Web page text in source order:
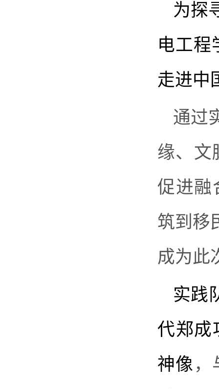
为探
电工程
走进中
通过
缘、文
促进融
筑到移
成为此
实践
代郑
神像